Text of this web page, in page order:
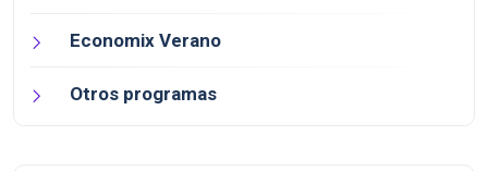
Economix Verano
Otros programas